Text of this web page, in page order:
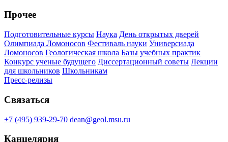
Прочее
Подготовительные курсы Наука День открытых дверей
Олимпиада Ломоносов Фестиваль науки Универсиада
Ломоносов Геологическая школа Базы учебных практик
Конкурс ученые будущего Диссертационный советы Лекции
для школьников Школьникам
Пресс-релизы
Связаться
+7 (495) 939-29-70 dean@geol.msu.ru
Канцелярия